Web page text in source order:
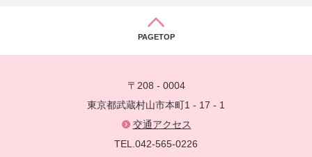
PAGETOP
〒208 - 0004
東京都武蔵村山市本町1 - 17 - 1
交通アクセス
TEL.042-565-0226